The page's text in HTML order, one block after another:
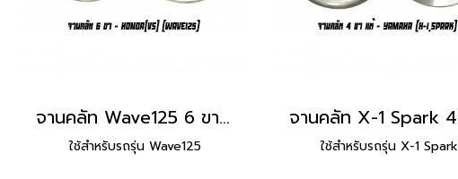
จานคลัท Wave125 6 ขา ยี่ห้อ Honda
ใช้สำหรับรถรุ่น Wave125 ใช้สำหรับรถรุ่น X-1 Spark